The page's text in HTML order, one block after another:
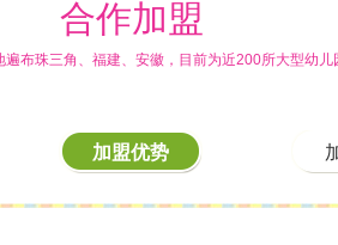
合作加盟
布珠三角、福建、安徽，目前为近200所大型幼儿
加盟优势